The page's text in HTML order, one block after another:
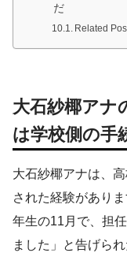
だ
Related
大石紗椰アナ
は学校側の手
大石紗椰アナは、
された経験があり
年生の11月で、担
ました」と告げられ